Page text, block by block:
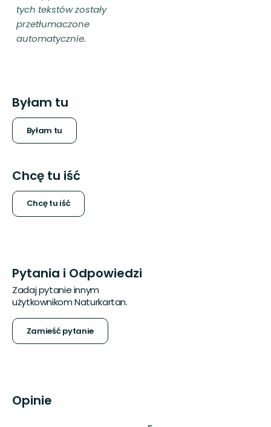
tych tekstów zostały
przetłumaczone
automatycznie.
Byłam tu
Byłam tu
Chcę tu iść
Chcę tu iść
Pytania i Odpowiedzi
Zadaj pytanie innym
użytkownikom Naturkartan.
Zamieść pytanie
Opinie